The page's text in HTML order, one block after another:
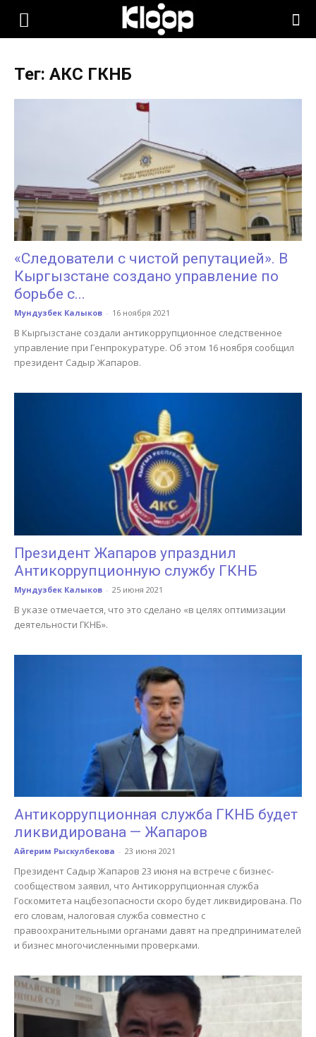
KLOOP.KG
Кыргызстана
Тег: АКС ГКНБ
«Следователи с чистой репутацией». В
Кыргызстане создано управление по
борьбе с...
Мундузбек Калыков - 16 ноября 2021
В Кыргызстане создали антикоррупционное следственное
управление при Генпрокуратуре. Об этом 16 ноября сообщил
президент Садыр Жапаров.
Президент Жапаров упразднил
Антикоррупционную службу ГКНБ
Мундузбек Калыков - 25 июня 2021
В указе отмечается, что это сделано «в целях оптимизации
деятельности ГКНБ».
Антикоррупционная служба ГКНБ будет
ликвидирована — Жапаров
Айгерим Рыскулбекова - 23 июня 2021
Президент Садыр Жапаров 23 июня на встрече с бизнес-
сообществом заявил, что Антикоррупционная служба
Госкомитета нацбезопасности скоро будет ликвидирована. По
его словам, налоговая служба совместно с
правоохранительными органами давят на предпринимателей
и бизнес многочисленными проверками.